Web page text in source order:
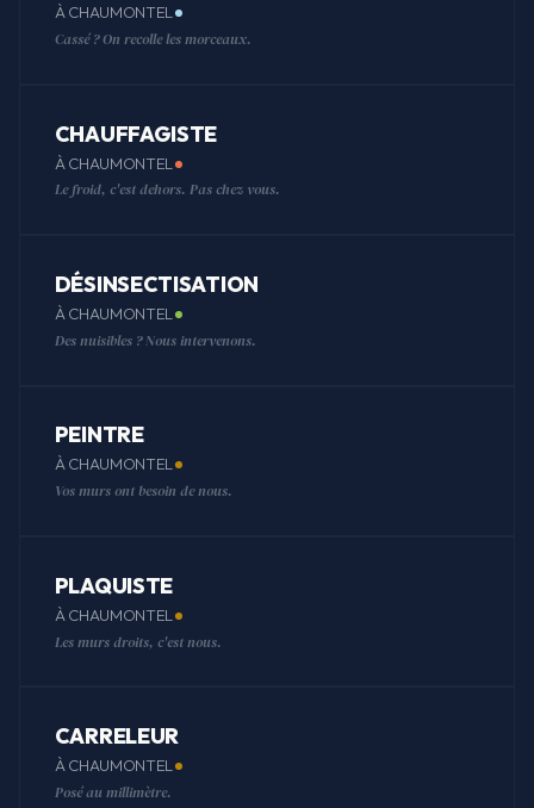
À CHAUMONTEL
Cassé ? On recolle les morceaux.
CHAUFFAGISTE
À CHAUMONTEL
Le froid, c'est dehors. Pas chez vous.
DÉSINSECTISATION
À CHAUMONTEL
Des nuisibles ? Nous intervenons.
PEINTRE
À CHAUMONTEL
Vos murs ont besoin de nous.
PLAQUISTE
À CHAUMONTEL
Les murs droits, c'est nous.
CARRELEUR
À CHAUMONTEL
Posé au millimètre.